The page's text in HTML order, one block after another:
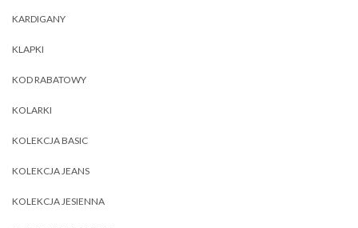
KARDIGANY
KLAPKI
KOD RABATOWY
KOLARKI
KOLEKCJA BASIC
KOLEKCJA JEANS
KOLEKCJA JESIENNA